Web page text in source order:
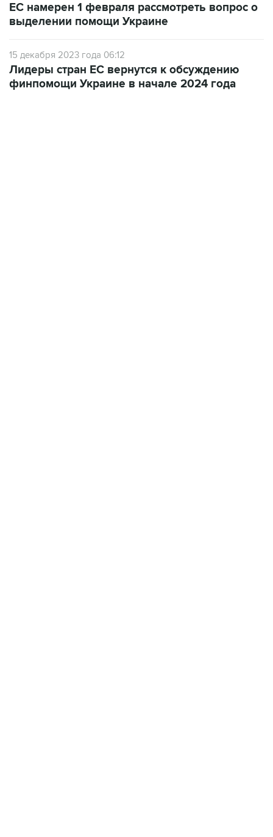
ЕС намерен 1 февраля рассмотреть вопрос о
выделении помощи Украине
15 декабря 2023 года 06:12
Лидеры стран ЕС вернутся к обсуждению
финпомощи Украине в начале 2024 года